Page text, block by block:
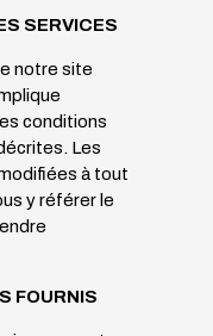
SERVICES
notre site
conditions
Les
à tout
y référer le
FOURNIS